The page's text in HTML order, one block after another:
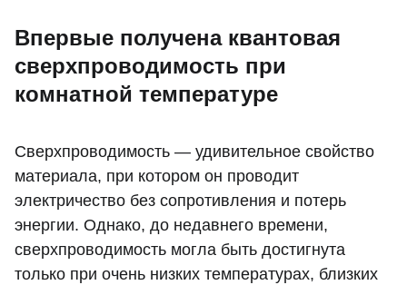
Впервые получена квантовая
сверхпроводимость при
комнатной температуре
Сверхпроводимость — удивительное свойство
материала, при котором он проводит
электричество без сопротивления и потерь
энергии. Однако, до недавнего времени,
сверхпроводимость могла быть достигнута
только при очень низких температурах, близких